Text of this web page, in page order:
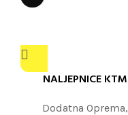
NALJEPNICE KTM
Dodatna Oprema,